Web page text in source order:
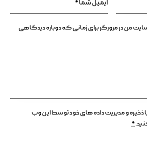
من در مرورگر برای زمانی که دوباره دیدگاهی
با ذخیره و مدیریت داده های خود توسط این وب
*